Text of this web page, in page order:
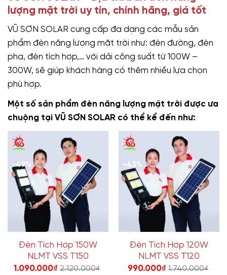
lượng mặt trời uy tín, chính hãng, giá tốt
VŨ SƠN SOLAR cung cấp đa dạng các mẫu sản
phẩm đèn năng lượng mặt trời như: đèn đường, đèn
pha, đèn tích hợp,… với dải công suất từ 100W –
300W, sẽ giúp khách hàng có thêm nhiều lựa chọn
phù hợp.
Một số sản phẩm đèn năng lượng mặt trời được ưa
chuộng tại VŨ SƠN SOLAR có thể kể đến như:
-49%
Đèn Tích Hợp 150W
NLMT VSS T150
1.090.000₫ 2.120.000₫
-43%
Đèn Tích Hợp 120W
NLMT VSS T120
990.000₫ 1.740.000₫